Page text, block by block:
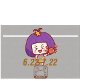
为开放。
而是更愿
的花心指